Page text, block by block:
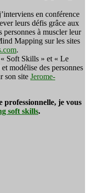
en conférence
leurs défis grâce aux
personnes à muscler leur
Mapping sur les sites
.
« Soft Skills » et « Le
modélise des personnes
son site Jerome-
professionnelle, je vous
soft skills.